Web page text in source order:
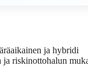
ja hybridi
ja riskinottohalun